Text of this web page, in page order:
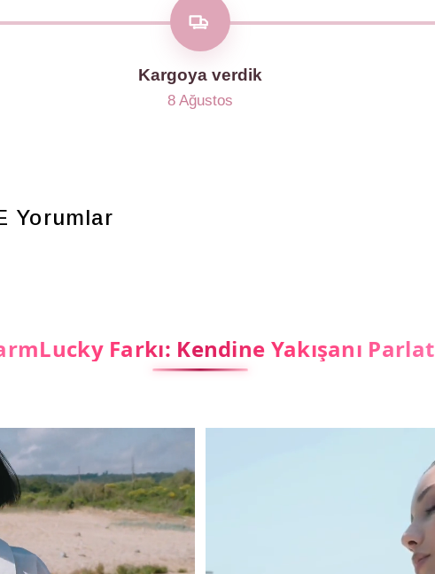
Kargoya verdik
8 Ağustos
Yorumlar
Farkı: Kendine Yakışanı Parlat